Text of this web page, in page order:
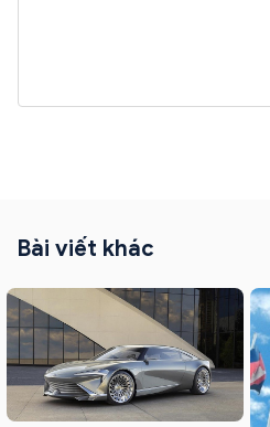
Bài viết khác